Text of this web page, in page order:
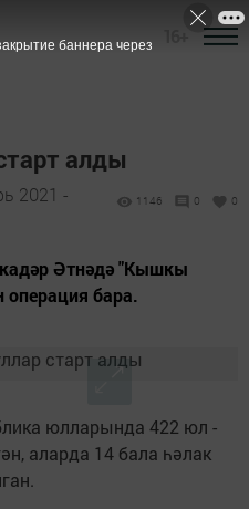
алды
2021 -
1146 0 0
кадәр Әтнәдә "Кышкы
операция бара.
юлларында 422 юл -
аларда 14 бала һәлак
баннера через